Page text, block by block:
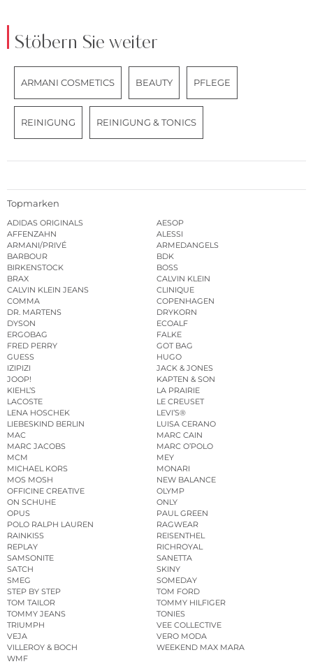
Stöbern Sie weiter
ARMANI COSMETICS BEAUTY PFLEGE
REINIGUNG REINIGUNG & TONICS
Topmarken
ADIDAS ORIGINALS
AESOP
AFFENZAHN
ALESSI
ARMANI/PRIVÉ
ARMEDANGELS
BARBOUR
BDK
BIRKENSTOCK
BOSS
BRAX
CALVIN KLEIN
CALVIN KLEIN JEANS
CLINIQUE
COMMA
COPENHAGEN
DR. MARTENS
DRYKORN
DYSON
ECOALF
ERGOBAG
FALKE
FRED PERRY
GOT BAG
GUESS
HUGO
IZIPIZI
JACK & JONES
JOOP!
KAPTEN & SON
KIEHL’S
LA PRAIRIE
LACOSTE
LE CREUSET
LENA HOSCHEK
LEVI’S®
LIEBESKIND BERLIN
LUISA CERANO
MAC
MARC CAIN
MARC JACOBS
MARC O’POLO
MCM
MEY
MICHAEL KORS
MONARI
MOS MOSH
NEW BALANCE
OFFICINE CREATIVE
OLYMP
ON SCHUHE
ONLY
OPUS
PAUL GREEN
POLO RALPH LAUREN
RAGWEAR
RAINKISS
REISENTHEL
REPLAY
RICHROYAL
SAMSONITE
SANETTA
SATCH
SKINY
SMEG
SOMEDAY
STEP BY STEP
TOM FORD
TOM TAILOR
TOMMY HILFIGER
TOMMY JEANS
TONIES
TRIUMPH
VEE COLLECTIVE
VEJA
VERO MODA
VILLEROY & BOCH
WEEKEND MAX MARA
WMF